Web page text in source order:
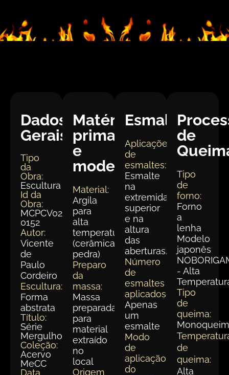
Dados
Gerais:
Tipo
da
Obra:
Escultura
Id da
Obra:
MCPCV023-
0152
Autor:
Vicente
de
Paulo
Cordeiro
Escultura:
Forma
abstrata
Título:
Série
Mergulho
Coleção:
Acervo
MeCC
Data
Matéria
prima
e
modelagem
Material:
Argila
para
alta
temperatura
(cerâmica
pedra)
Preparo
da
massa:
Massa
preparada
para
material
extraído
no
local
Origem
Esmaltação
Aplicações
de
esmaltes:
Esmalte
na
extremidade
superior
e na
altura
das
aberturas.
Número
de
esmaltes
aplicados:
Apenas
um
esmalte
Modo
de
aplicação
do
de
Tipo
de
forno:
Forno
a
lenha
Modelo
japonês
- Alta
Tipo
de
queima:
de
queima:
Alta